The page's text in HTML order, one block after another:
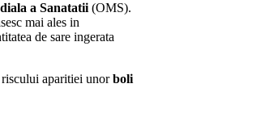
a Sanatatii (OMS).
mai ales in
de sare ingerata
aparitiei unorboli